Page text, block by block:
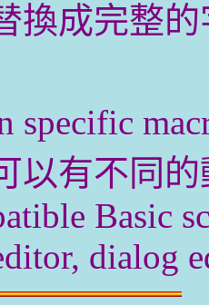
換成完整
specific
以有不同
Basic
dialog